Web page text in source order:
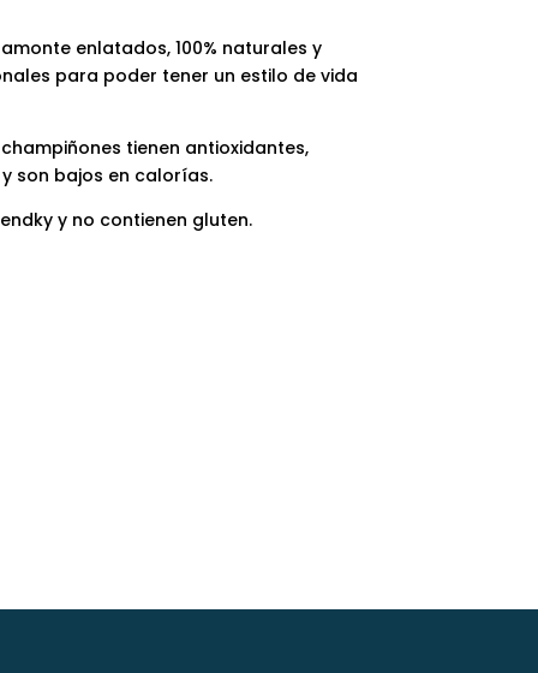
enlatados, 100% naturales y
para poder tener un estilo de vida
tienen antioxidantes,
son bajos en calorías.
y no contienen gluten.